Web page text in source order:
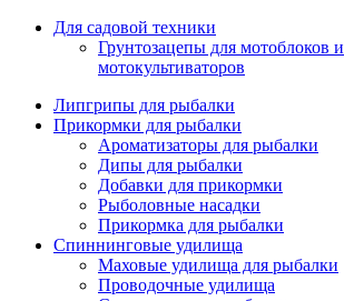
Для садовой техники
Грунтозацепы для мотоблоков и
мотокультиваторов
Липгрипы для рыбалки
Прикормки для рыбалки
Ароматизаторы для рыбалки
Дипы для рыбалки
Добавки для прикормки
Рыболовные насадки
Прикормка для рыбалки
Спиннинговые удилища
Маховые удилища для рыбалки
Проводочные удилища